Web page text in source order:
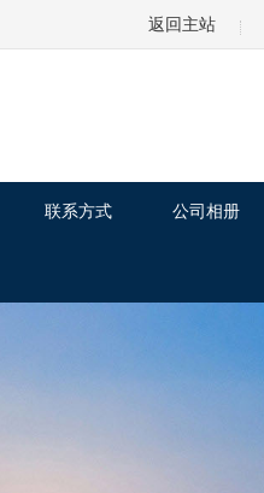
返回主站
联系方式 公司相册